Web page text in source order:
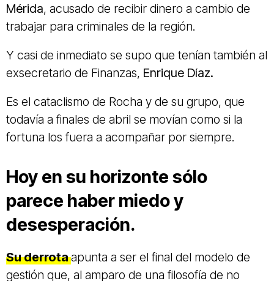
Mérida, acusado de recibir dinero a cambio de
trabajar para criminales de la región.
Y casi de inmediato se supo que tenían también al
exsecretario de Finanzas, Enrique Díaz.
Es el cataclismo de Rocha y de su grupo, que
todavía a finales de abril se movían como si la
fortuna los fuera a acompañar por siempre.
Hoy en su horizonte sólo
parece haber miedo y
desesperación.
Su derrotaapunta a ser el final del modelo de
gestión que, al amparo de una filosofía de no